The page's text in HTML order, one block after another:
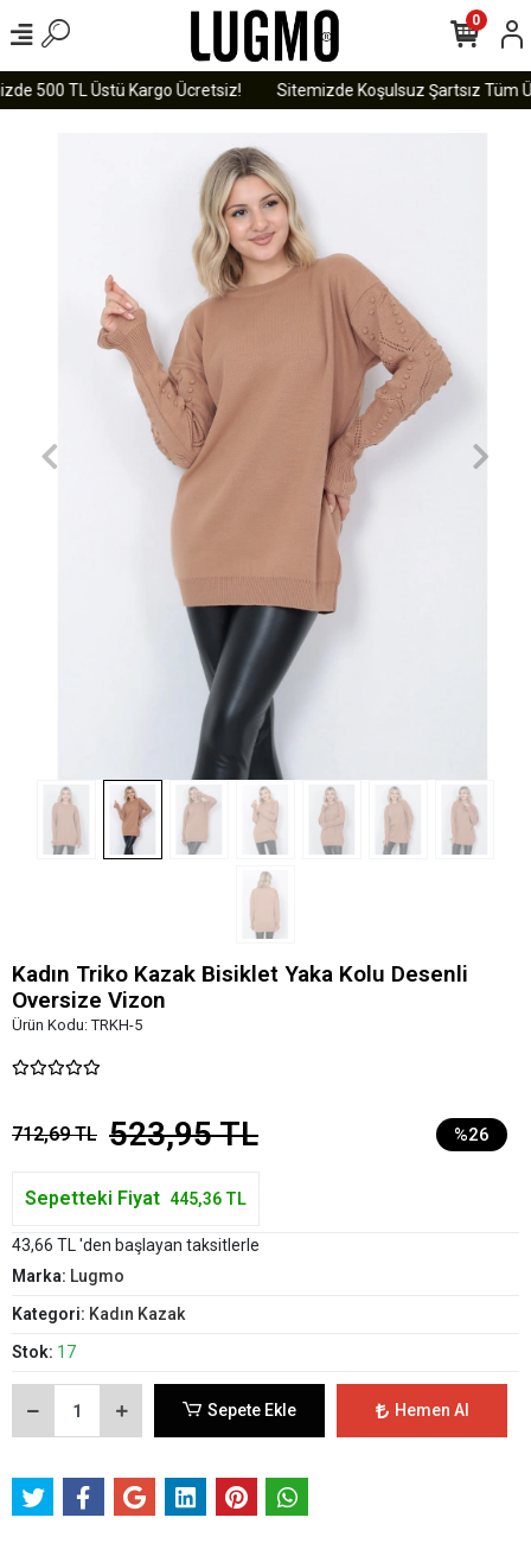
500 TL Üstü Kargo Ücretsiz! Sitemizde Koşulsuz Şartsız Tüm
0
Kadın Triko Kazak Bisiklet Yaka Kolu Desenli
Oversize Vizon
Ürün Kodu:TRKH-5
712,69 TL 523,95 TL %26
Sepetteki Fiyat 445,36 TL
43,66 TL 'den başlayan taksitlerle
Marka: Lugmo
Kategori: Kadın Kazak
Stok: 17
Sepete Ekle Hemen Al